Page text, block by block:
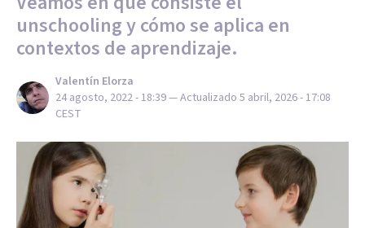
unschooling y cómo se aplica en
contextos de aprendizaje.
Valentín Elorza
24 agosto, 2022 - 18:39— Actualizado 5 abril, 2026 - 17:08
CEST